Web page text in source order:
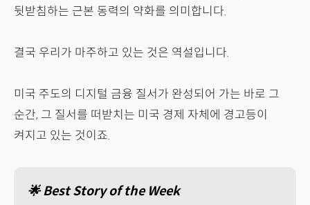
뒷받침하는 근본 동력의 약화를 의미합니다.
결국 우리가 마주하고 있는 것은 역설입니다.
미국 주도의 디지털 금융 질서가 완성되어 가는 바로 그
순간, 그 질서를 떠받치는 미국 경제 자체에 경고등이
켜지고 있는 것이죠.
🌟 Best Story of the Week